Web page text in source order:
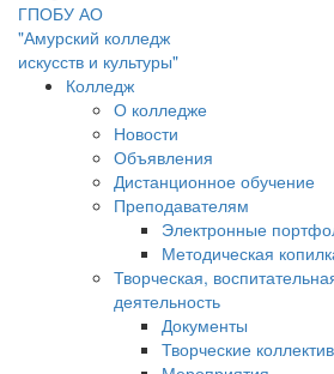
ГПОБУ АО
"Амурский колледж
искусств и культуры"
Колледж
О колледже
Новости
Объявления
Дистанционное обучение
Преподавателям
Электронные
Методическая
Творческая,
деятельность
Документы
Творческие